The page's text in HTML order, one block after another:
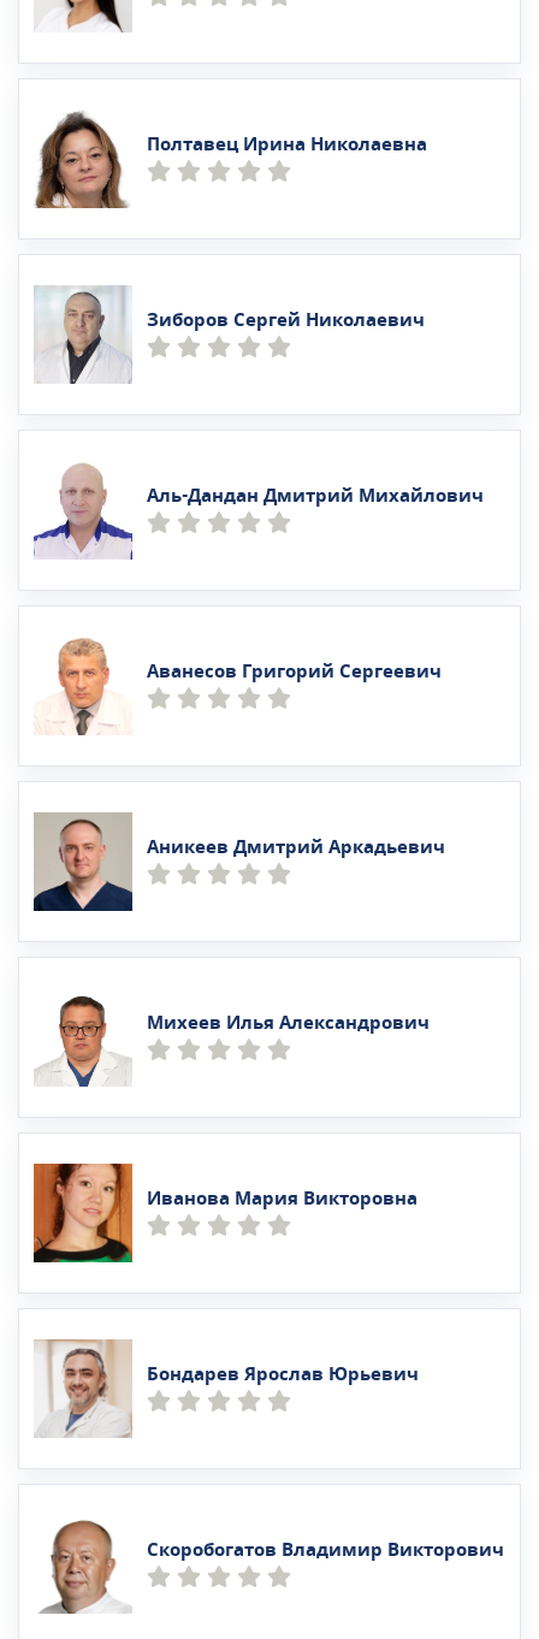
Полтавец Ирина Николаевна
Зиборов Сергей Николаевич
Аль-Дандан Дмитрий Михайлович
Аванесов Григорий Сергеевич
Аникеев Дмитрий Аркадьевич
Михеев Илья Александрович
Иванова Мария Викторовна
Бондарев Ярослав Юрьевич
Скоробогатов Владимир Викторович